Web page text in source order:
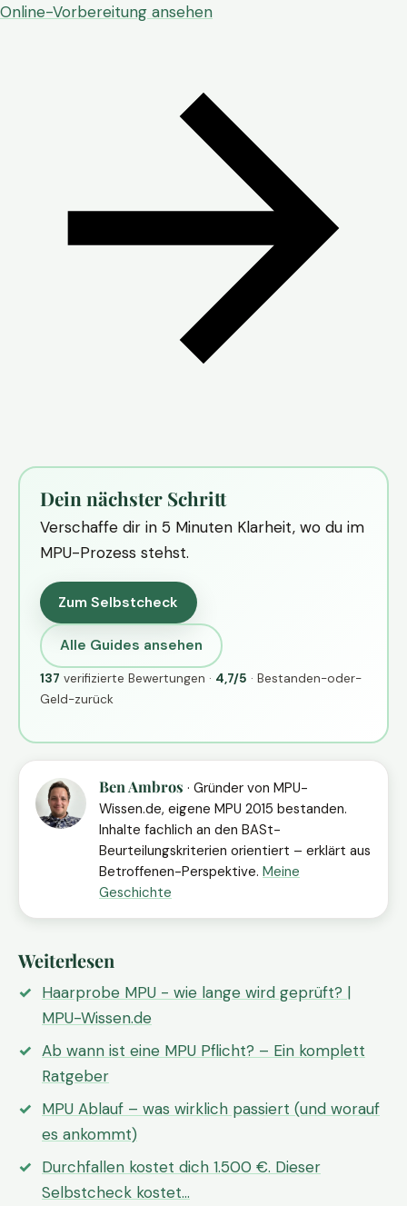
Online-Vorbereitung ansehen
Dein nächster Schritt
Verschaffe dir in 5 Minuten Klarheit, wo du im
MPU-Prozess stehst.
Zum Selbstcheck
Alle Guides ansehen
137 verifizierte Bewertungen · 4,7/5 · Bestanden-oder-
Geld-zurück
Ben Ambros · Gründer von MPU-
Wissen.de, eigene MPU 2015 bestanden.
Inhalte fachlich an den BASt-
Beurteilungskriterien orientiert – erklärt aus
Betroffenen-Perspektive. Meine
Geschichte
Weiterlesen
Haarprobe MPU - wie lange wird geprüft? |
MPU-Wissen.de
Ab wann ist eine MPU Pflicht? – Ein komplett
Ratgeber
MPU Ablauf – was wirklich passiert (und worauf
es ankommt)
Durchfallen kostet dich 1.500 €. Dieser
Selbstcheck kostet…